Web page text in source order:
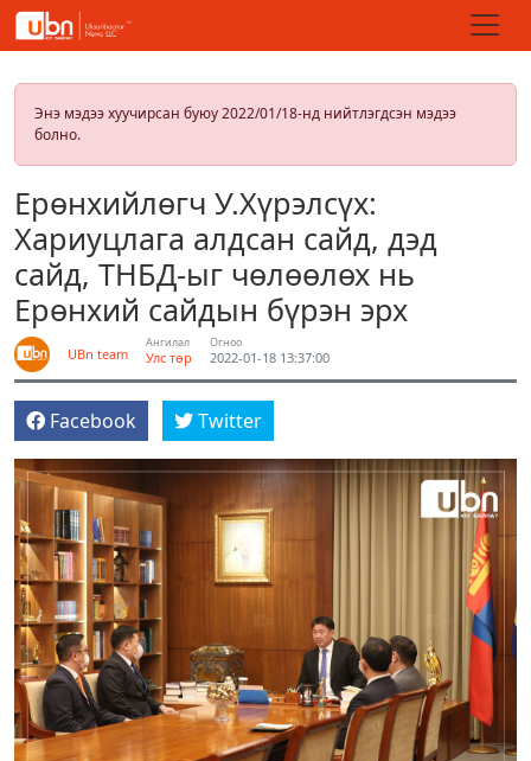
Энэ мэдээ хуучирсан буюу 2022/01/18-нд нийтлэгдсэн мэдээ
болно.
Ерөнхийлөгч У.Хүрэлсүх:
Хариуцлага алдсан сайд, дэд
сайд, ТНБД-ыг чөлөөлөх нь
Ерөнхий сайдын бүрэн эрх
UBn team
Ангилал
Улс төр
Огноо
2022-01-18 13:37:00
Facebook Twitter